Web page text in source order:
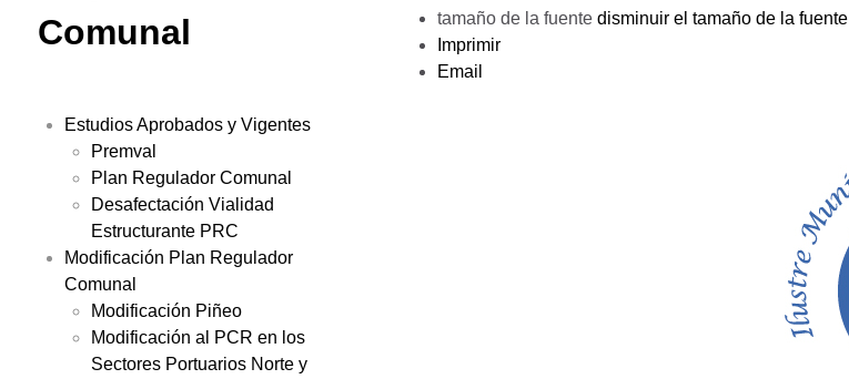
Comunal
Estudios Aprobados y Vigentes
Premval
Plan Regulador Comunal
Desafectación Vialidad
Estructurante PRC
Modificación Plan Regulador
Comunal
Modificación Piñeo
Modificación al PCR en los
Sectores Portuarios Norte y
tamaño de la fuente disminuir el tamaño de la fuente
Imprimir
Email